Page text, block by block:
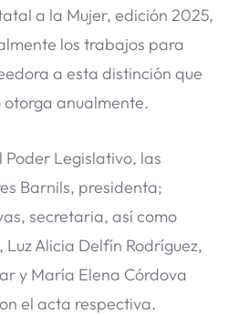
a la Mujer, edición 2025,
los trabajos para
a esta distinción que
otorga anualmente.
Poder Legislativo, las
Barnils, presidenta;
secretaria, así como
Alicia Delfín Rodríguez,
y María Elena Córdova
el acta respectiva.